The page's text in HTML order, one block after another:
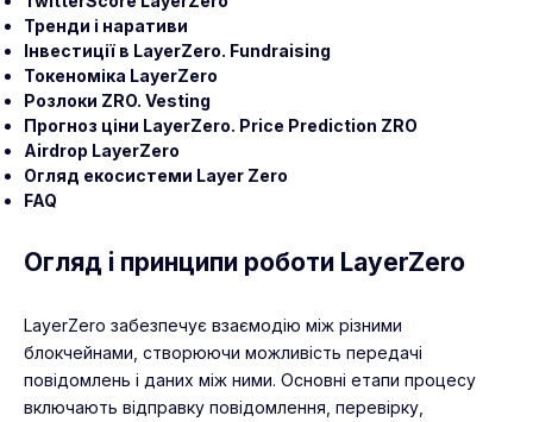
Тренди і наративи
Інвестиції в LayerZero. Fundraising
Токеноміка LayerZero
Розлоки ZRO. Vesting
Прогноз ціни LayerZero. Price Prediction ZRO
Airdrop LayerZero
Огляд екосистеми Layer Zero
FAQ
Огляд і принципи роботи LayerZero
LayerZero забезпечує взаємодію між різними
блокчейнами, створюючи можливість передачі
повідомлень і даних між ними. Основні етапи процесу
включають відправку повідомлення, перевірку,